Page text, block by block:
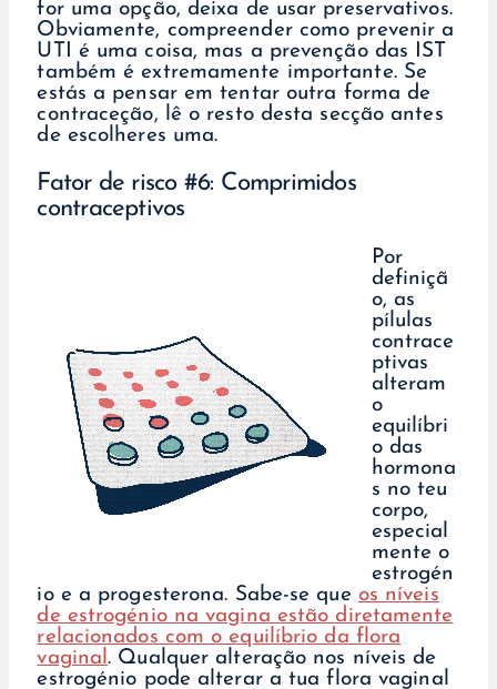
for uma opção, deixa de usar preservativos.
Obviamente, compreender como prevenir a
UTI é uma coisa, mas a prevenção das IST
também é extremamente importante. Se
estás a pensar em tentar outra forma de
contraceção, lê o resto desta secção antes
de escolheres uma.
Fator de risco #6: Comprimidos
contraceptivos
Por
definiçã
o, as
pílulas
contrace
ptivas
alteram
o
equilíbri
o das
hormona
s no teu
corpo,
especial
mente o
estrogén
io e a progesterona. Sabe-se que os níveis
de estrogénio na vagina estão diretamente
relacionados com o equilíbrio da flora
vaginal. Qualquer alteração nos níveis de
estrogénio pode alterar a tua flora vaginal